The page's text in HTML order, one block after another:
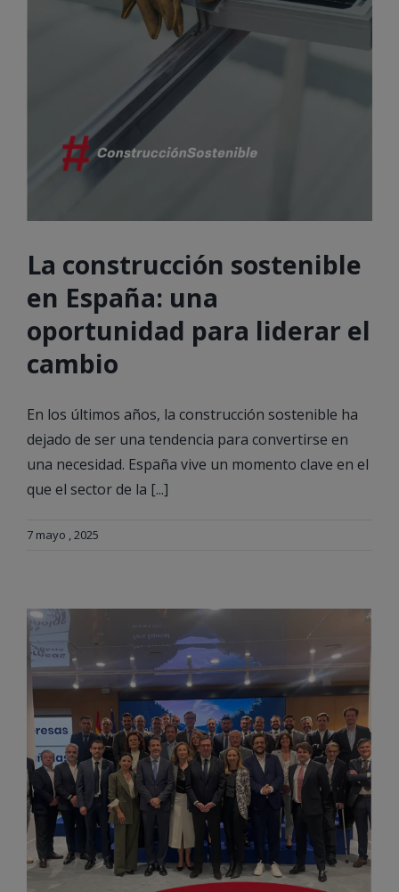
La construcción sostenible
en España: una
oportunidad para liderar el
cambio
En los últimos años, la construcción sostenible ha
dejado de ser una tendencia para convertirse en
una necesidad. España vive un momento clave en el
que el sector de la [...]
7 mayo , 2025